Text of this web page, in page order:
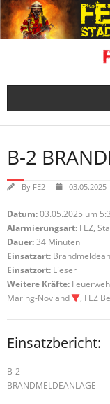
Skip
to
content
B-2
By FE2 03.05.2025
Datum:03.05.2025 um
Alarmierungsart: FEZ,
Dauer:34 Minuten
Einsatzart:
Einsatzort: Lieser
Weitere Kräfte:
Maring-Noviand
, FEZ
Einsatzbericht:
B-2
BRANDMELDEANLAGE